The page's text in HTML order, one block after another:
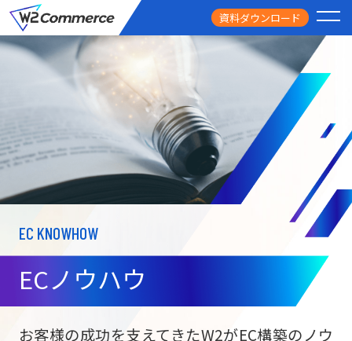
資料ダウンロード
サービス
ECサイト構築
PRICE
料金
FEATURE
導入事例
USEFUL
お役立ち情報
EC KNOWHOW
ECノウハウ
お客様の成功を支えてきたW2がEC構築のノウ